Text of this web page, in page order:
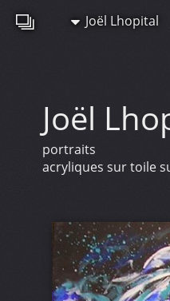
Joël Lhopital
Joël
portraits
acryliques sur toile